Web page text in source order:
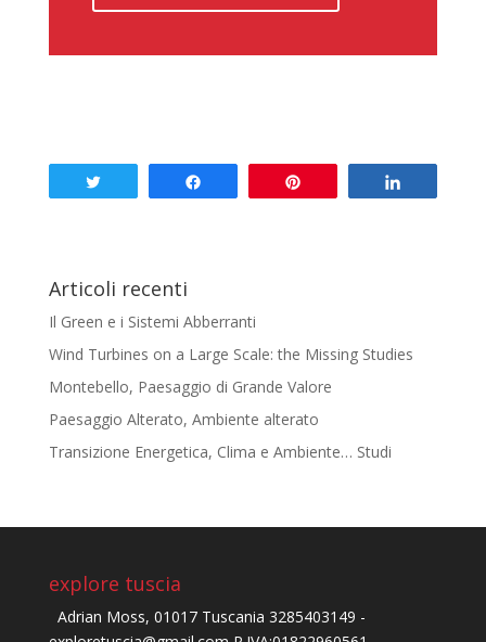
Articoli recenti
Il Green e i Sistemi Abberranti
Wind Turbines on a Large Scale: the Missing Studies
Montebello, Paesaggio di Grande Valore
Paesaggio Alterato, Ambiente alterato
Transizione Energetica, Clima e Ambiente… Studi
explore tuscia
Adrian Moss, 01017 Tuscania 3285403149 -